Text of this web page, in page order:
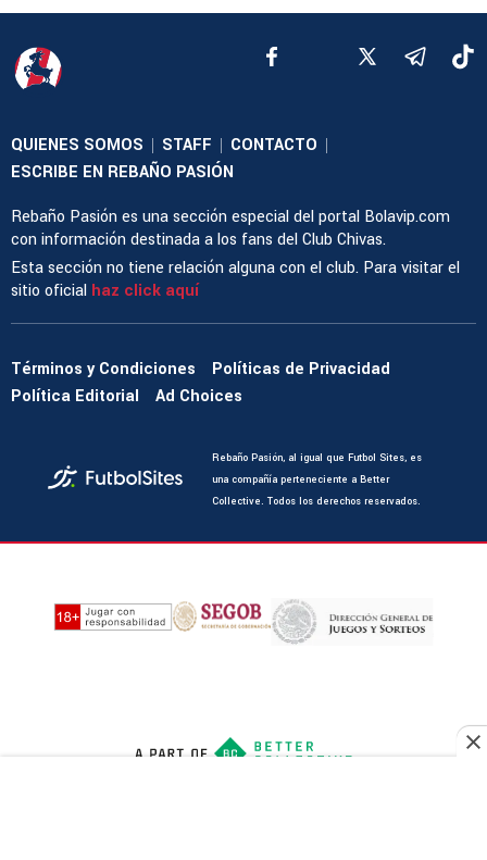
QUIENES SOMOS | STAFF | CONTACTO |
ESCRIBE EN REBAÑO PASIÓN
Rebaño Pasión es una sección especial del portal Bolavip.com
con información destinada a los fans del Club Chivas.
Esta sección no tiene relación alguna con el club. Para visitar el
sitio oficial haz click aquí
Términos y Condiciones
Políticas de Privacidad
Política Editorial
Ad Choices
Rebaño Pasión, al igual que Futbol Sites, es
una compañía perteneciente a Better
Collective. Todos los derechos reservados.